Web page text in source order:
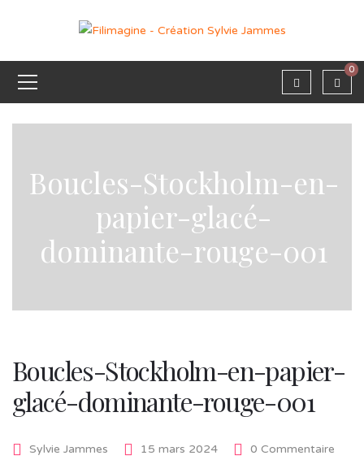
0
Boucles-Stockholm-en-
papier-glacé-
dominante-rouge-001
Boucles-Stockholm-en-papier-
glacé-dominante-rouge-001
Sylvie Jammes 15 mars 2024 0 Commentaire